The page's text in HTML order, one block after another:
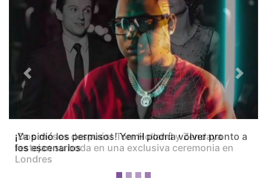
¡Dos meses después! Tom Holland y Zendaya
festejan su boda en una exclusiva ceremonia en
Londres
Previous Next